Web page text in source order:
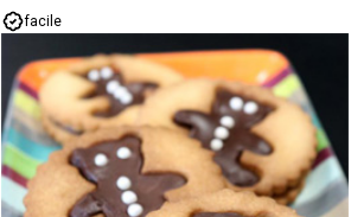
facile